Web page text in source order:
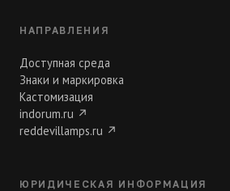
НАПРАВЛЕНИЯ
Доступная среда
Знаки и маркировка
Кастомизация
indorum.ru ↗
reddevillamps.ru ↗
ЮРИДИЧЕСКАЯ ИНФОРМАЦИЯ